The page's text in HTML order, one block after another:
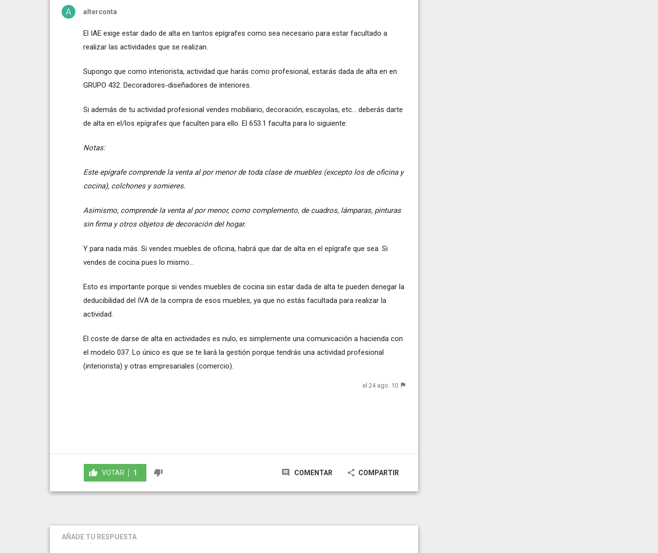
alterconta
El IAE exige estar dado de alta en tantos epígrafes como sea necesario para estar facultado a
realizar las actividades que se realizan.
Supongo que como interiorista, actividad que harás como profesional, estarás dada de alta en en
GRUPO 432. Decoradores-diseñadores de interiores.
Si además de tu actividad profesional vendes mobiliario, decoración, escayolas, etc... deberás darte
de alta en el/los epígrafes que faculten para ello. El 653.1 faculta para lo siguiente:
Notas:
Este epígrafe comprende la venta al por menor de toda clase de muebles (excepto los de oficina y
cocina), colchones y somieres.
Asimismo, comprende la venta al por menor, como complemento, de cuadros, lámparas, pinturas
sin firma y otros objetos de decoración del hogar.
Y para nada más. Si vendes muebles de oficina, habrá que dar de alta en el epígrafe que sea. Si
vendes de cocina pues lo mismo...
Esto es importante porque si vendes muebles de cocina sin estar dada de alta te pueden denegar la
deducibilidad del IVA de la compra de esos muebles, ya que no estás facultada para realizar la
actividad.
El coste de darse de alta en actividades es nulo, es simplemente una comunicación a hacienda con
el modelo 037. Lo único es que se te liará la gestión porque tendrás una actividad profesional
(interiorista) y otras empresariales (comercio).
el 24 ago. 10
VOTAR 1 COMENTAR COMPARTIR
AÑADE TU RESPUESTA